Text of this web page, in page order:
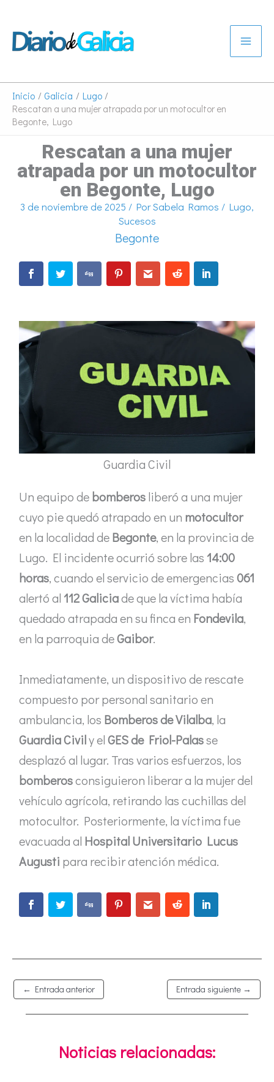
contenido
Inicio Galicia
Lugo
Rescatan a una mujer atrapada por un motocultor en
Begonte, Lugo
Rescatan a una mujer
atrapada por un motocultor
en Begonte, Lugo
3 de noviembre de 2025 / PorSabela Ramos / Lugo,
Sucesos
Begonte
Guardia Civil
Un equipo debomberosliberó a una mujer
cuyo pie quedó atrapado en un motocultor
en la localidad deBegonte, en la provincia de
Lugo. El incidente ocurrió sobre las14:00
horas, cuando el servicio de emergencias061
alertó al112 Galiciade que la víctima había
quedado atrapada en su finca en Fondevila,
en la parroquia deGaibor.
Inmediatamente, un dispositivo de rescate
compuesto por personal sanitario en
ambulancia, los Bomberos de Vilalba, la
Guardia Civily elGES de Friol-Palasse
desplazó al lugar. Tras varios esfuerzos, los
bomberosconsiguieron liberar a la mujer del
vehículo agrícola, retirando las cuchillas del
motocultor. Posteriormente, la víctima fue
evacuada al Hospital Universitario Lucus
Augusti para recibir atención médica.
← Entrada anterior Entrada siguiente →
Noticias relacionadas: